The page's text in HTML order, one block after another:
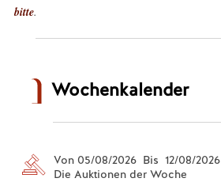
bitte.
Wochenkalender
Von 05/08/2026 Bis 12/08/2026
Die Auktionen der Woche